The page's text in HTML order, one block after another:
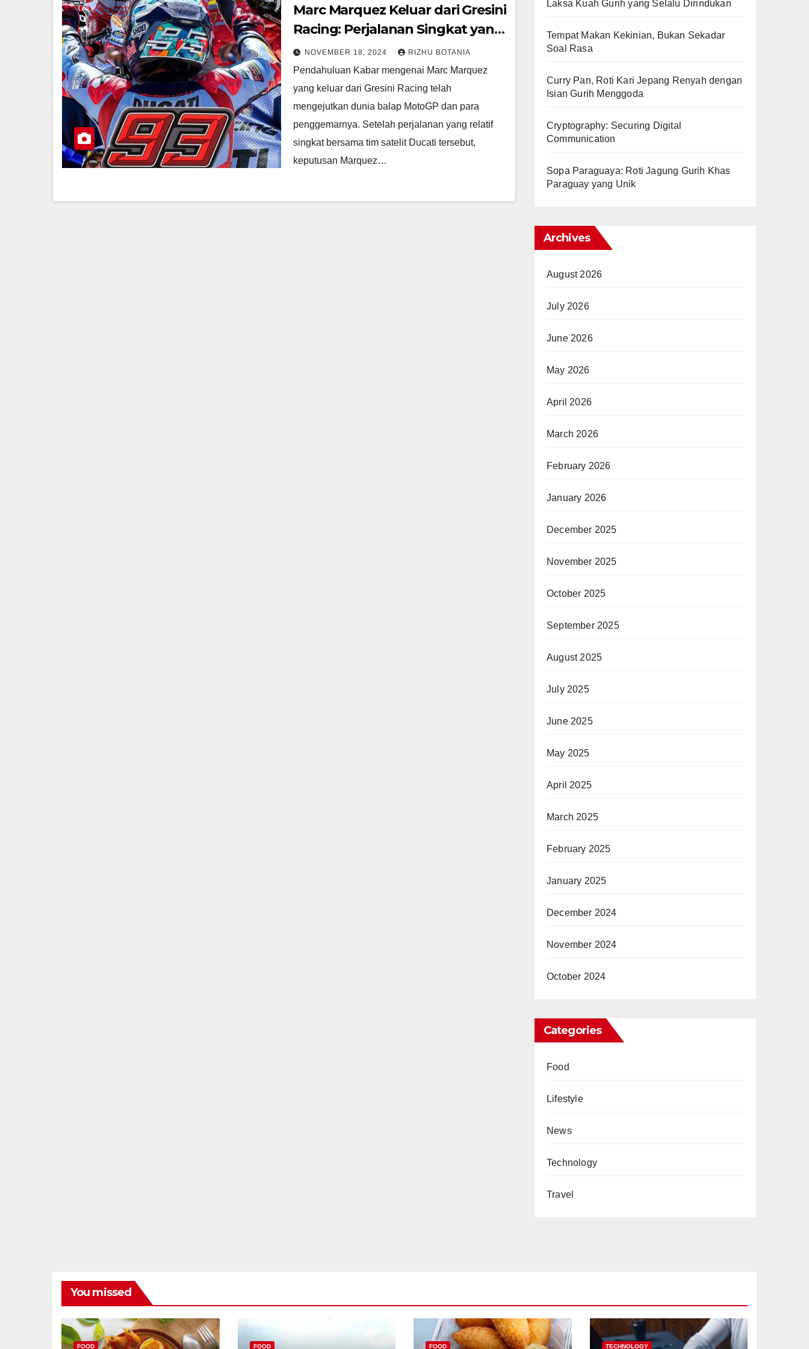
Marc Marquez Keluar dari Gresini
Racing: Perjalanan Singkat yang
Sarat Dinamika
NOVEMBER 18, 2024 RIZHU BOTANIA
Pendahuluan Kabar mengenai Marc Marquez
yang keluar dari Gresini Racing telah
mengejutkan dunia balap MotoGP dan para
penggemarnya. Setelah perjalanan yang relatif
singkat bersama tim satelit Ducati tersebut,
keputusan Marquez…
Laksa Kuah Gurih yang Selalu Dirindukan
Tempat Makan Kekinian, Bukan Sekadar
Soal Rasa
Curry Pan, Roti Kari Jepang Renyah dengan
Isian Gurih Menggoda
Cryptography: Securing Digital
Communication
Sopa Paraguaya: Roti Jagung Gurih Khas
Paraguay yang Unik
Archives
August 2026
July 2026
June 2026
May 2026
April 2026
March 2026
February 2026
January 2026
December 2025
November 2025
October 2025
September 2025
August 2025
July 2025
June 2025
May 2025
April 2025
March 2025
February 2025
January 2025
December 2024
November 2024
October 2024
Categories
Food
Lifestyle
News
Technology
Travel
You missed
FOOD FOOD FOOD TECHNOLOGY